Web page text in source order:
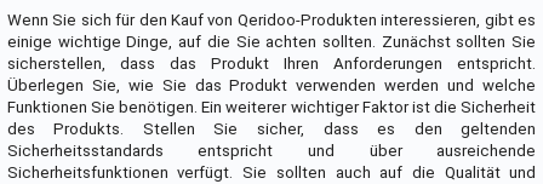
Wenn Sie sich für den Kauf von Qeridoo-Produkten interessieren, gibt es
einige wichtige Dinge, auf die Sie achten sollten. Zunächst sollten Sie
sicherstellen, dass das Produkt Ihren Anforderungen entspricht.
Überlegen Sie, wie Sie das Produkt verwenden werden und welche
Funktionen Sie benötigen. Ein weiterer wichtiger Faktor ist die Sicherheit
des Produkts. Stellen Sie sicher, dass es den geltenden
Sicherheitsstandards entspricht und über ausreichende
Sicherheitsfunktionen verfügt. Sie sollten auch auf die Qualität und